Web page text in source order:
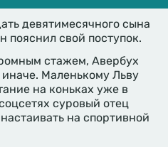
девятимесячного сына
свой поступок.
стажем, Авербух
иначе. Маленькому Льву
на коньках уже в
суровый отец
на спортивной